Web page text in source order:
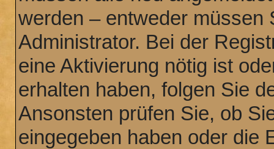
werden – entweder müssen
Administrator. Bei der
eine Aktivierung nötig ist
erhalten haben, folgen Sie
Ansonsten prüfen Sie, ob
eingegeben haben oder die